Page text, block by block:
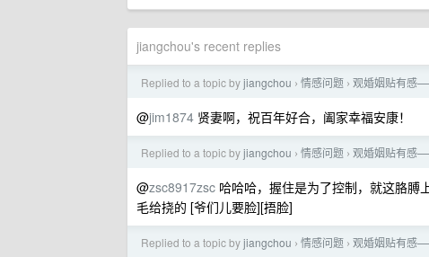
jiangchou's recent replies
Replied to a topic byjiangchou › 情感问题 › 观婚姻贴有感
@jim1874 贤妻啊，祝百年好合，阖家幸福安康！
Replied to a topic byjiangchou › 情感问题 › 观婚姻贴有感
@zsc8917zsc 哈哈哈，握住是为了控制，就这胳膊
毛给挠的 [爷们儿要脸][捂脸]
Replied to a topic byjiangchou › 情感问题 › 观婚姻贴有感